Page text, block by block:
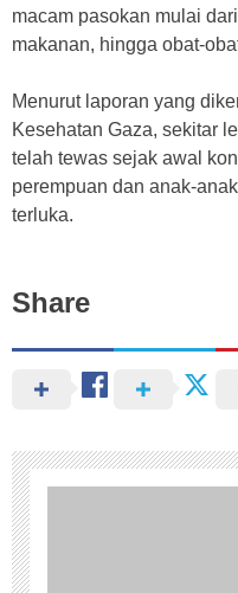
macam pasokan mulai
makanan, hingga obat-
Menurut laporan yang
Kesehatan Gaza, sekitar
telah tewas sejak awal
perempuan dan anak-
terluka.
Share